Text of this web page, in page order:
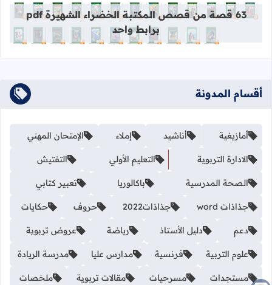
63 قصة من قصص المكتبة الخضراء الشهيرة pdf
برابط واحد
أقسام المدونة
أمازيغية أناشيد إملاء الإمتحان المهني
الادارة التربوية التعليم الأولي التفتيش
الصحة المدرسية باكالوريا تعبير كتابي
جذاذات word جذاذات2022 حروف حكايات
دعم دليل الأستاذ رياضة عروض تربوية
علوم التربية فرنسية مدارس عليا مدرسة الريادة
مستجدات مسرحيات مقالات تربوية ملخصات